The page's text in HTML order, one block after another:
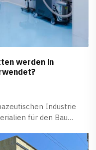
werden in
Industrie
für den Bau
und